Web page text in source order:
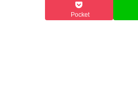
Pocket